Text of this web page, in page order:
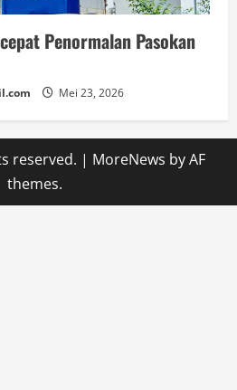
Penormalan Pasokan
Mei 23, 2026
reserved. | MoreNews by AF
themes.